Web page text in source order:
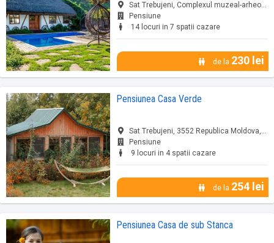
Sat Trebujeni, Complexul muzeal-arheologic..., Trebujeni, jud. Republica Moldova
Pensiune
14 locuri in 7 spatii cazare
de la 230 lei
Pensiunea Casa Verde
Sat Trebujeni, 3552 Republica Moldova, Trebujeni, jud. Republica Moldova
Pensiune
9 locuri in 4 spatii cazare
de la 254 lei
Pensiunea Casa de sub Stanca